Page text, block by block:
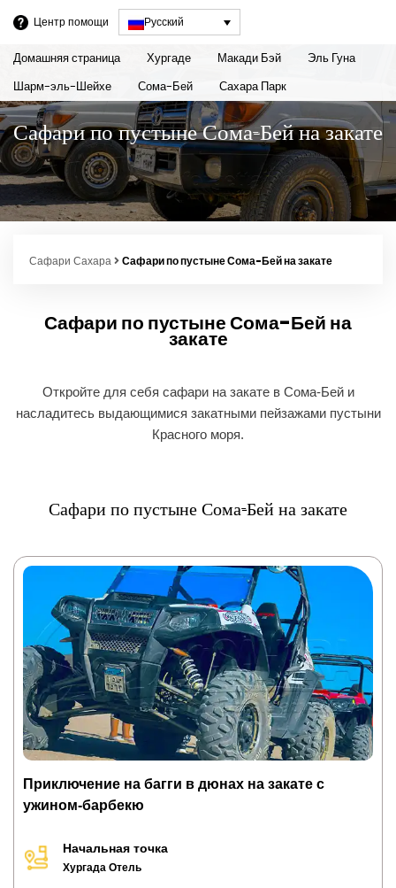
Центр помощи Русский
Домашняя страница Хургаде Макади Бэй
Эль Гуна
Шарм-эль-Шейхе
Сома-Бей Сахара Парк
Сафари по пустыне Сома-Бей на закате
Сафари Сахара Сафари по пустыне Сома-Бей на закате
Сафари по пустыне Сома-Бей на
закате
Откройте для себя сафари на закате в Сома-Бей и
насладитесь выдающимися закатными пейзажами пустыни
Красного моря.
Сафари по пустыне Сома-Бей на закате
Приключение на багги в дюнах на закате с
ужином-барбекю
Начальная точка
Хургада Отель